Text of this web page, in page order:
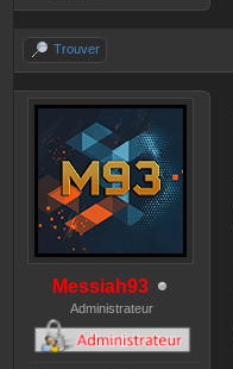
Trouver
Messiah93
Administrateur